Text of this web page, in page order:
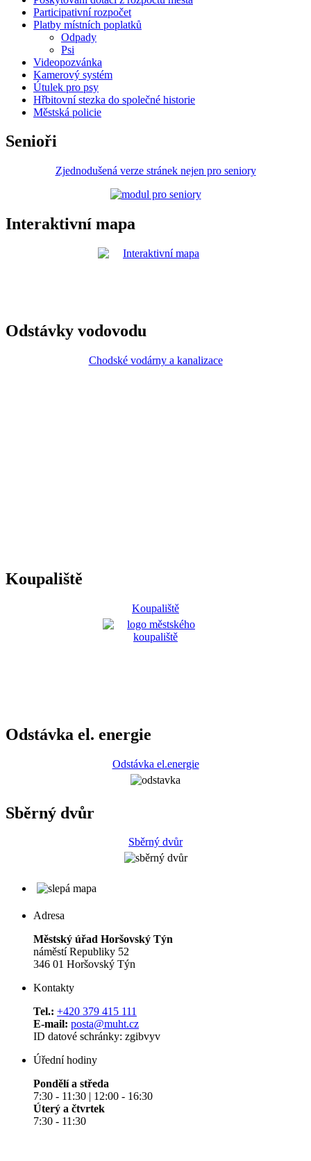
Participativní rozpočet
Platby místních poplatků
Odpady
Psi
Videopozvánka
Kamerový systém
Útulek pro psy
Hřbitovní stezka do společné historie
Městská policie
Senioři
Zjednodušená verze stránek nejen pro seniory
Interaktivní mapa
Odstávky vodovodu
Chodské vodárny a kanalizace
Koupaliště
Koupaliště
Odstávka el. energie
Odstávka el.energie
Sběrný dvůr
Sběrný dvůr
Adresa
Městský úřad Horšovský Týn
náměstí Republiky 52
346 01 Horšovský Týn
Kontakty
Tel.: +420 379 415 111
E-mail: posta@muht.cz
ID datové schránky: zgibvyv
Úřední hodiny
Pondělí a středa
7:30 - 11:30 | 12:00 - 16:30
Úterý a čtvrtek
7:30 - 11:30